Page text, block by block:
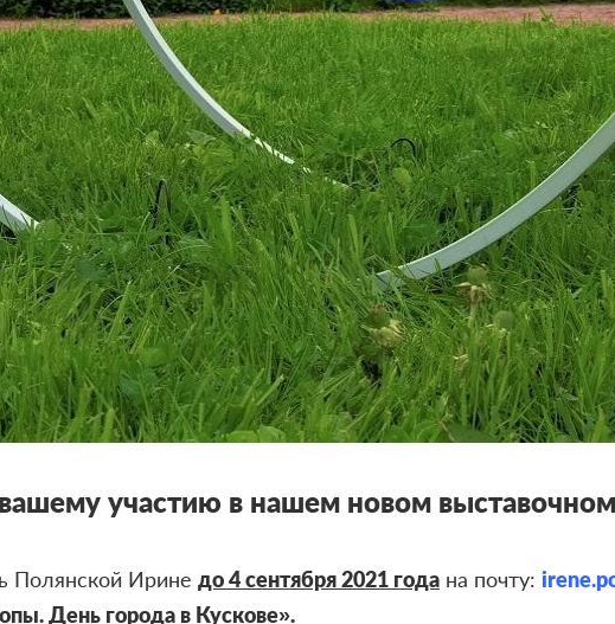
участию в нашем новом
Полянской Ирине до 4 сентября 2021 года на почту: irene.
День города в Кускове».